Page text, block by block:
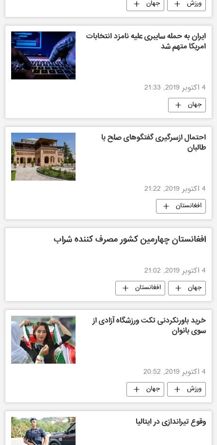
ورزش جهان
ایران به حمله سایبری علیه نامزد انتخابات
امریکا متهم شد
4 اکتوبر 2019, 21:33
جهان
احتمال ازسرگیری گفتگوهای صلح با
طالبان
4 اکتوبر 2019, 21:22
افغانستان
افغانستان چهارمین کشور مصرف کننده شراب
4 اکتوبر 2019, 21:02
جهان افغانستان
خرید باورنکردنی تکت ورزشگاه آزادی از
سوی بانوان
4 اکتوبر 2019, 20:52
ورزش جهان
وقوع تیراندازی در ایتالیا